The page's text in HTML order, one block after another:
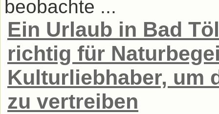
beobachte ...
Ein Urlaub in Bad
richtig für
Kulturliebhaber, um
zu vertreiben